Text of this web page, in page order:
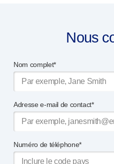
Outillage,
Recherche et
Conception axée
Gestion de projet
Services de qualité et
Services de
B Corp
UN Global Compact
Nous
Nom complet*
Adresse e-mail de contact*
Numéro de téléphone*